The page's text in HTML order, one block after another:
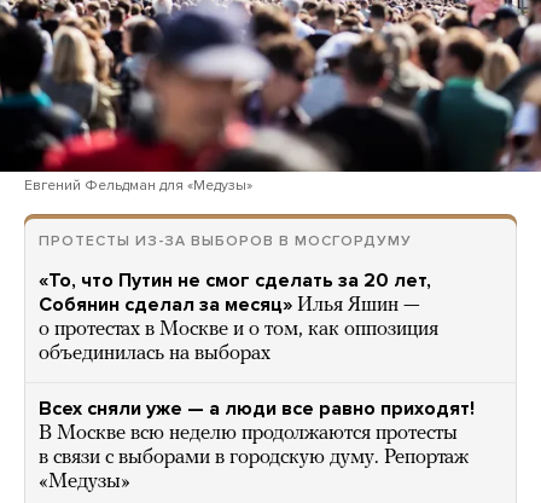
Евгений Фельдман для «Медузы»
ПРОТЕСТЫ ИЗ-ЗА ВЫБОРОВ В МОСГОРДУМУ
«То, что Путин не смог сделать за 20 лет,
Собянин сделал за месяц» Илья Яшин —
о протестах в Москве и о том, как оппозиция
объединилась на выборах
Всех сняли уже — а люди все равно приходят!
В Москве всю неделю продолжаются протесты
в связи с выборами в городскую думу. Репортаж
«Медузы»